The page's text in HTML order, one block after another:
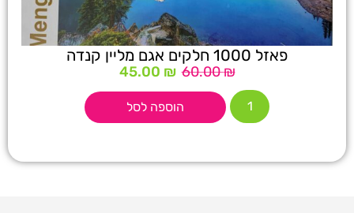
פאזל 1000 חלקים אגם מליין קנדה
60.00₪
45.00 ₪
הוספה לסל